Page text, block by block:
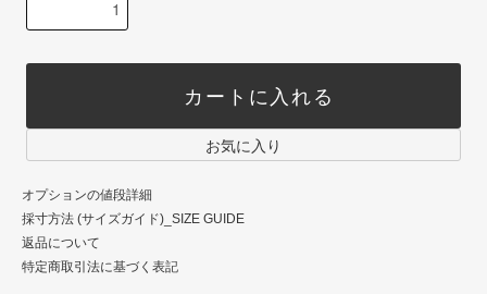
カートに入れる
お気に入り
オプションの値段詳細
採寸方法 (サイズガイド)_SIZE GUIDE
返品について
特定商取引法に基づく表記